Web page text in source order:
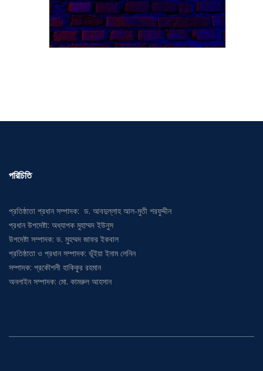
পরিচিতি
প্রতিষ্ঠাতা প্রধান সম্পাদক: ড. আবদুল্লাহ আল-মুতী শরফুদ্দীন
প্রধান উপদেষ্টা: অধ্যাপক মুহাম্মদ ইউনুস
উপদেষ্টা সম্পাদক: ড. মুহম্মদ জাফর ইকবাল
প্রতিষ্ঠাতা ও প্রধান সম্পাদক: ভূঁইয়া ইনাম লেনিন
সম্পাদক: প্রকৌশলী হাকিকুর রহমান
অনলাইন সম্পাদক: মো. কামরুল আহসান